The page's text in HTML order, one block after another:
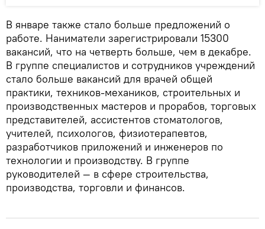
В январе также стало больше предложений о
работе. Наниматели зарегистрировали 15300
вакансий, что на четверть больше, чем в декабре.
В группе специалистов и сотрудников учреждений
стало больше вакансий для врачей общей
практики, техников-механиков, строительных и
производственных мастеров и прорабов, торговых
представителей, ассистентов стоматологов,
учителей, психологов, физиотерапевтов,
разработчиков приложений и инженеров по
технологии и производству. В группе
руководителей — в сфере строительства,
производства, торговли и финансов.